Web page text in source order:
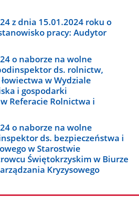
z dnia 15.01.2024 roku o
pracy: Audytor
o naborze na wolne
ds. rolnictw,
w Wydziale
i gospodarki
Referacie Rolnictwa i
o naborze na wolne
ds. bezpieczeństwa i
w Starostwie
Świętokrzyskim w Biurze
Kryzysowego